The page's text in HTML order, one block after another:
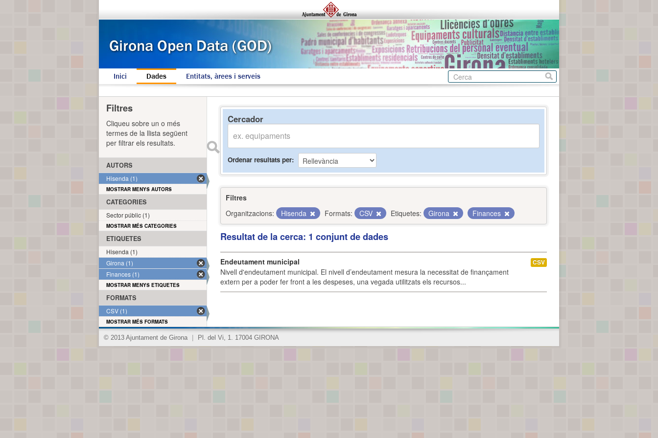
Inici Dades Entitats, àrees i serveis
Cercador
Ordenar resultats per
Filtres
Organitzacions:
Hisenda Formats: CSV Etiquetes: Girona Finances
Resultat de la cerca: 1 conjunt de dades
Endeutament municipal
Nivell d'endeutament municipal. El nivell d’endeutament mesura la necessitat de finançament
extern per a poder fer front a les despeses, una vegada utilitzats els recursos...
CSV
Filtres
Cliqueu sobre un o més
termes de la llista següent
per filtrar els resultats.
AUTORS
Hisenda (1)
MOSTRAR MENYS AUTORS
CATEGORIES
Sector públic (1)
MOSTRAR MÉS CATEGORIES
ETIQUETES
Hisenda (1)
Girona (1)
Finances (1)
MOSTRAR MENYS ETIQUETES
FORMATS
CSV (1)
MOSTRAR MÉS FORMATS
© 2013 Ajuntament de Girona Pl. del Vi, 1. 17004 GIRONA